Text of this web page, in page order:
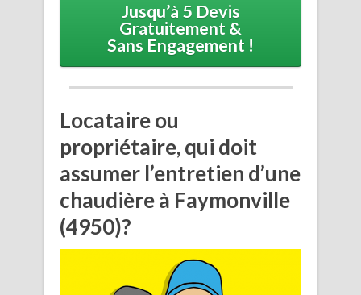
Jusqu’à 5 Devis
Gratuitement &
Sans Engagement !
Locataire ou
propriétaire, qui doit
assumer l’entretien d’une
chaudière à Faymonville
(4950)?